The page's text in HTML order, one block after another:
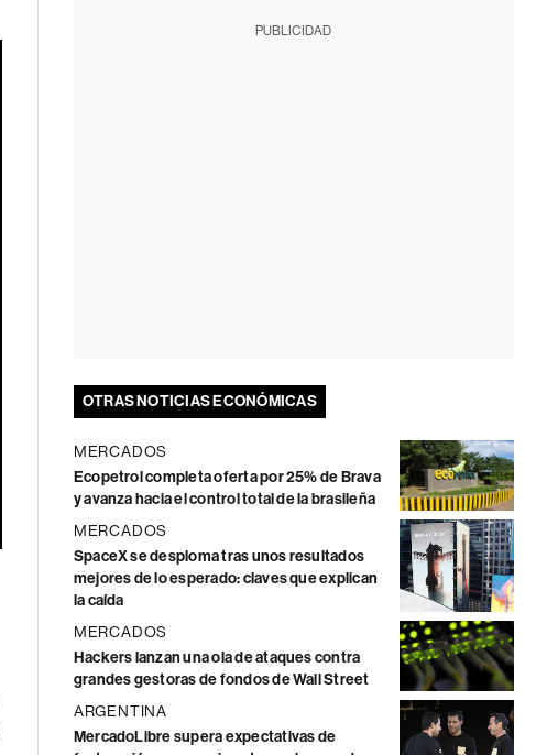
PUBLICIDAD
OTRAS NOTICIAS ECONÓMICAS
MERCADOS
Ecopetrol completa oferta por 25% de Brava
y avanza hacia el control total de la brasileña
MERCADOS
SpaceX se desploma tras unos resultados
mejores de lo esperado: claves que explican
la caída
MERCADOS
Hackers lanzan una ola de ataques contra
grandes gestoras de fondos de Wall Street
ARGENTINA
MercadoLibre supera expectativas de